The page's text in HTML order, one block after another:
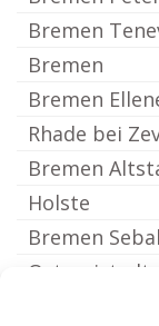
Bremen
Bremen
Bremen
Rhade bei
Bremen
Holste
Bremen
Ostereistedt
Bremen